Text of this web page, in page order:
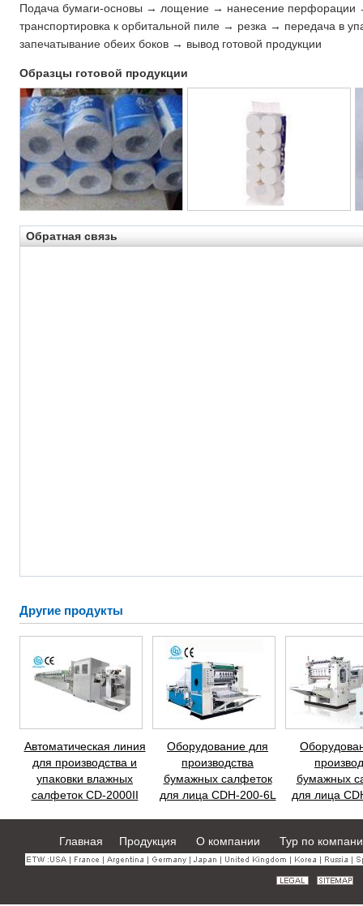
Подача бумаги-основы → лощение → нанесение
транспортировка к орбитальной пиле → резка → передача в
запечатывание обеих боков → вывод готовой продукции
Образцы готовой продукции
Обратная связь
Другие продукты
Автоматическая линия
для производства и
упаковки влажных
салфеток CD-2000II
Оборудование для
производства
бумажных салфеток
для лица CDH-200-6L
бумажных
для лица
Главная Продукция О компании Тур по